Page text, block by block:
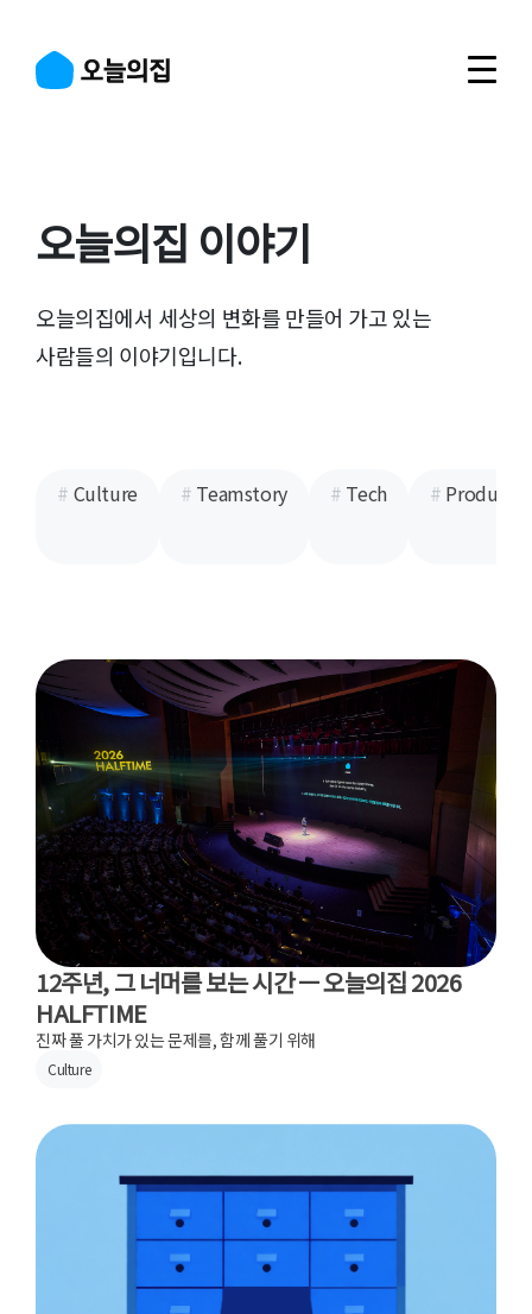
오늘의집 이야기
오늘의집에서 세상의 변화를 만들어 가고 있는
사람들의 이야기입니다.
# Culture # Teamstory # Tech # Product
12주년, 그 너머를 보는 시간 ㅡ 오늘의집 2026
HALFTIME
진짜 풀 가치가 있는 문제를, 함께 풀기 위해
Culture